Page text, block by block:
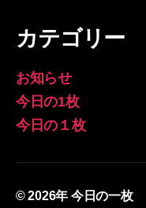
カテゴリー
お知らせ
今日の1枚
今日の１枚
© 2026年 今日の一枚